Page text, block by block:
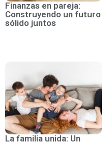
Finanzas en pareja:
Construyendo un futuro
sólido juntos
La familia unida: Un